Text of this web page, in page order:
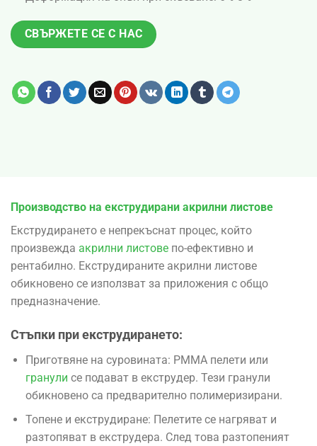
СВЪРЖЕТЕ СЕ С НАС
Производство на екструдирани акрилни листове
Екструдирането е непрекъснат процес, който
произвежда акрилни листове по-ефективно и
рентабилно. Екструдираните акрилни листове
обикновено се използват за приложения с общо
предназначение.
Стъпки при екструдирането:
Приготвяне на суровината: PMMA пелети или
гранули се подават в екструдер. Тези гранули
обикновено са предварително полимеризирани.
Топене и екструдиране: Пелетите се нагряват и
разтопяват в екструдера. След това разтопеният